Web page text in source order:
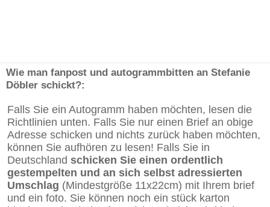
Wie man fanpost und autogrammbitten an Stefanie
Döbler schickt?:
Falls Sie ein Autogramm haben möchten, lesen die
Richtlinien unten. Falls Sie nur einen Brief an obige
Adresse schicken und nichts zurück haben möchten,
können Sie aufhören zu lesen! Falls Sie in
Deutschland schicken Sie einen ordentlich
gestempelten und an sich selbst adressierten
Umschlag (Mindestgröße 11x22cm) mit Ihrem brief
und ein foto. Sie können noch ein stück karton